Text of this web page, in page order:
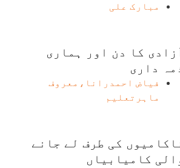
مبارک علی
کا دن اور ہماری
داری
فیاض احمدرانا،معروف
ماہرتعلیم
کی طرف لے جانے
کامیابیاں